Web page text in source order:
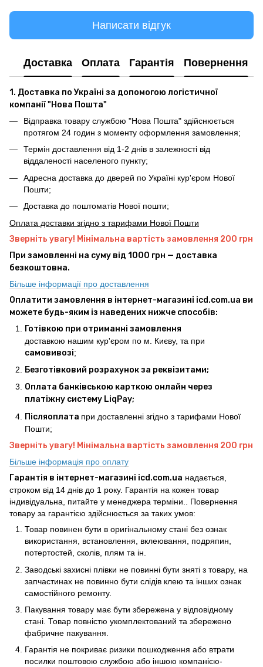
Написати відгук
Доставка Оплата Гарантія Повернення
1. Доставка по Україні за допомогою логістичної
компанії "Нова Пошта"
Відправка товару службою "Нова Пошта" здійснюється
протягом 24 годин з моменту оформлення замовлення;
Термін доставлення від 1-2 днів в залежності від
віддаленості населеного пункту;
Адресна доставка до дверей по Україні кур'єром Нової
Пошти;
Доставка до поштоматів Нової пошти;
Оплата доставки згідно з тарифами Нової Пошти
Зверніть увагу! Мінімальна вартість замовлення 200 грн
При замовленні на суму від 1000 грн — доставка
безкоштовна.
Більше інформації про доставлення
Оплатити замовлення в інтернет-магазині icd.com.ua ви
можете будь-яким із наведених нижче способів:
Готівкою при отриманні замовлення
доставкою нашим кур'єром по м. Києву, та при
самовивозі;
Безготівковий розрахунок за реквізитами;
Оплата банківською карткою онлайн через
платіжну систему LiqPay;
Післяоплата при доставленні згідно з тарифами Нової
Пошти;
Зверніть увагу! Мінімальна вартість замовлення 200 грн
Більше інформація про оплату
Гарантія в інтернет-магазині icd.com.ua надається,
строком від 14 днів до 1 року. Гарантія на кожен товар
індивідуальна, питайте у менеджера терміни.. Повернення
товару за гарантією здійснюється за таких умов:
Товар повинен бути в оригінальному стані без ознак
використання, встановлення, вклеювання, подряпин,
потертостей, сколів, плям та ін.
Заводські захисні плівки не повинні бути зняті з товару, на
запчастинах не повинно бути слідів клею та інших ознак
самостійного ремонту.
Пакування товару має бути збережена у відповідному
стані. Товар повністю укомплектований та збережено
фабричне пакування.
Гарантія не покриває ризики пошкодження або втрати
посилки поштовою службою або іншою компанією-